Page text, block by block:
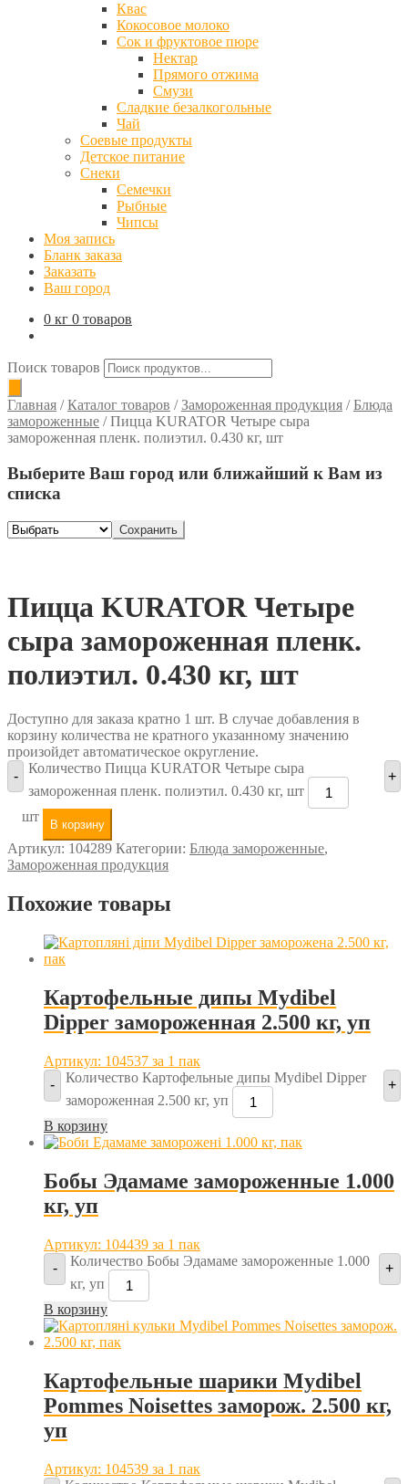
Квас
Кокосовое молоко
Сок и фруктовое пюре
Нектар
Прямого отжима
Смузи
Сладкие безалкогольные
Чай
Соевые продукты
Детское питание
Снеки
Семечки
Рыбные
Чипсы
Моя запись
Бланк заказа
Заказать
Ваш город
0 кг 0 товаров
Поиск товаров
Главная /Каталог товаров /Замороженная продукция /Блюда
замороженные /Пицца KURATOR Четыре сыра
замороженная пленк. полиэтил. 0.430 кг, шт
Выберите Ваш город или ближайший к Вам из
списка
Сохранить
Пицца KURATOR Четыре
сыра замороженная пленк.
полиэтил. 0.430 кг, шт
Доступно для заказа кратно 1 шт. В случае добавления в
корзину количества не кратного указанному значению
произойдет автоматическое округление.
-
Количество Пицца KURATOR Четыре сыра
замороженная пленк. полиэтил. 0.430 кг, шт
+
шт
В корзину
Артикул: 104289 Категории: Блюда замороженные,
Замороженная продукция
Похожие товары
Картофельные дипы Mydibel
Dipper замороженная 2.500 кг, уп
Артикул: 104537 за 1 пак
-
Количество Картофельные дипы Mydibel Dipper
замороженная 2.500 кг, уп
+
В корзину
Бобы Эдамаме замороженные 1.000
кг, уп
Артикул: 104439 за 1 пак
-
Количество Бобы Эдамаме замороженные 1.000
кг, уп
+
В корзину
Картофельные шарики Mydibel
Pommes Noisettes заморож. 2.500 кг,
уп
Артикул: 104539 за 1 пак